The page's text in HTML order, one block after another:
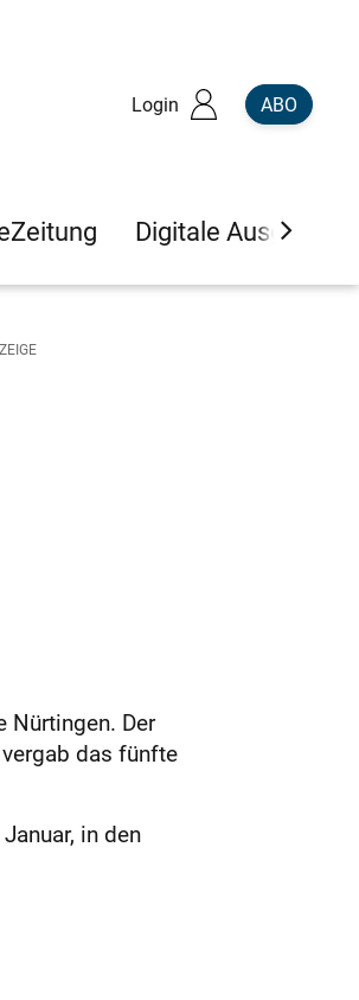
Login ABO
Digitale Ausgaben
Nürtingen. Der
das fünfte
in den